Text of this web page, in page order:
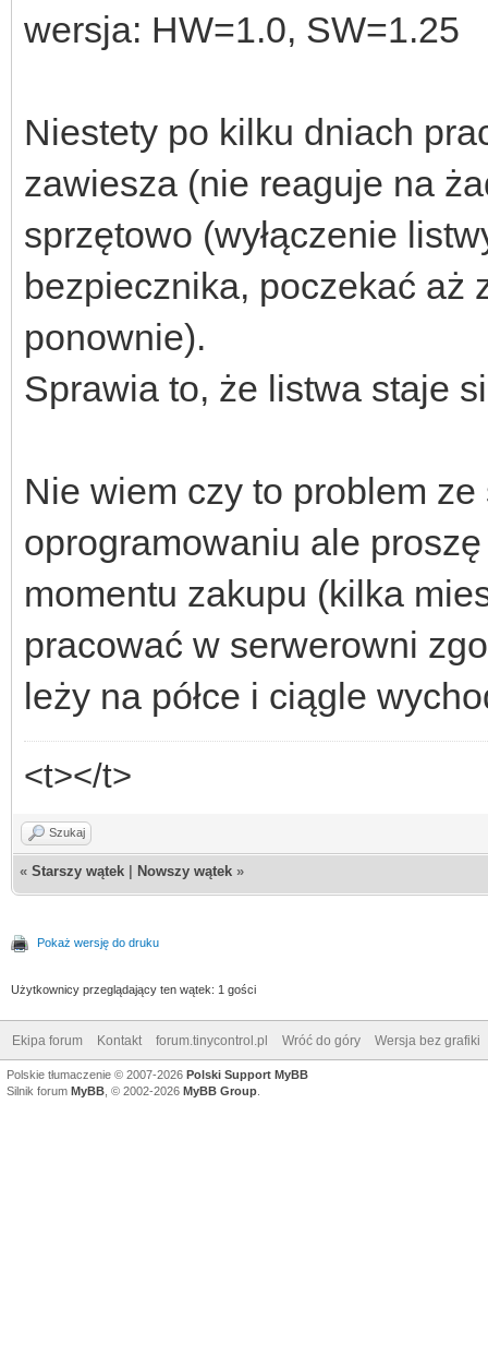
wersja: HW=1.0, SW=1.25
Niestety po kilku dniach
zawiesza (nie reaguje na
sprzętowo (wyłączenie
bezpiecznika, poczekać aż
ponownie).
Sprawia to, że listwa staje
Nie wiem czy to problem
oprogramowaniu ale
momentu zakupu (kilka
pracować w serwerowni
leży na półce i ciągle
<t></t>
Szukaj
« Starszy wątek Nowszy wątek »
Pokaż wersję do druku
Użytkownicy przeglądający ten wątek: 1 gości
Ekipa forum Kontakt forum.tinycontrol.pl Wróć do góry Wersja bez grafiki
Polskie tłumaczenie © 2007-2026 Polski Support MyBB
Silnik forum MyBB , © 2002-2026 MyBB Group